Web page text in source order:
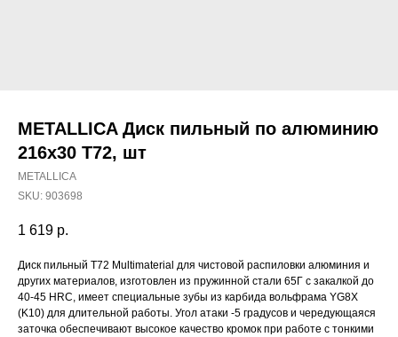
METALLICA Диск пильный по алюминию
216х30 Т72, шт
METALLICA
SKU: 903698
1 619 р.
Диск пильный Т72 Multimaterial для чистовой распиловки алюминия и
других материалов, изготовлен из пружинной стали 65Г с закалкой до
40-45 HRC, имеет специальные зубы из карбида вольфрама YG8X
(K10) для длительной работы. Угол атаки -5 градусов и чередующаяся
заточка обеспечивают высокое качество кромок при работе с тонкими
Северодвинск, Никольская 7 к.1
Ежедневно с 09:00
Пн - Пт до 19:00
Сб до 17:00
Вс до 16:00
+ 7 (8184) 50-11-21